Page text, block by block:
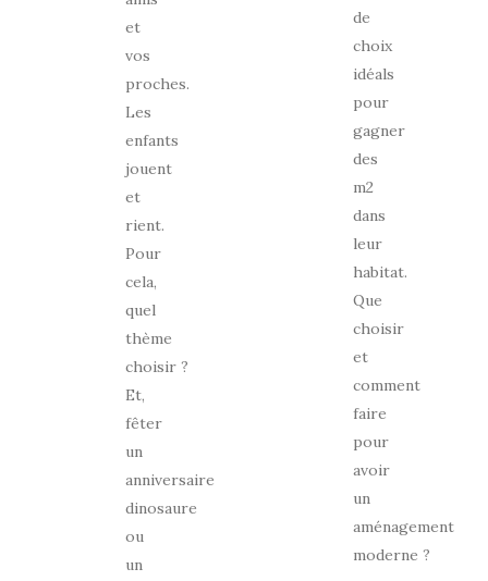
et
vos
proches.
Les
enfants
jouent
et
rient.
Pour
cela,
quel
thème
choisir ?
Et,
fêter
un
anniversaire
dinosaure
ou
un
de
choix
idéals
pour
gagner
des
m2
dans
leur
habitat.
Que
choisir
et
comment
faire
pour
avoir
un
aménagement
moderne ?